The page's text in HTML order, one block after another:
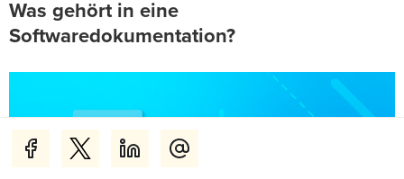
Was gehört in eine
Softwaredokumentation?